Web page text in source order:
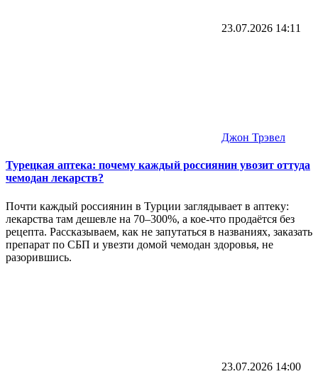
23.07.2026 14:11
Джон Трэвел
Турецкая аптека: почему каждый россиянин увозит оттуда
чемодан лекарств?
Почти каждый россиянин в Турции заглядывает в аптеку:
лекарства там дешевле на 70–300%, а кое-что продаётся без
рецепта. Рассказываем, как не запутаться в названиях, заказать
препарат по СБП и увезти домой чемодан здоровья, не
разорившись.
23.07.2026 14:00